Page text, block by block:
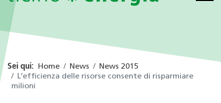
Sei qui: Home News
News 2015
L’efficienza delle risorse consente di risparmiare
milioni